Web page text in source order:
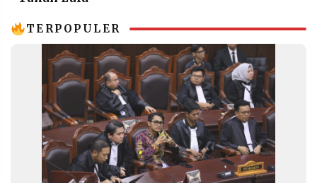
IKUTI
TERPOPULER